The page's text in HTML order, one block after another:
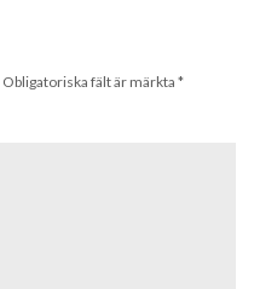
Obligatoriska fält är märkta *